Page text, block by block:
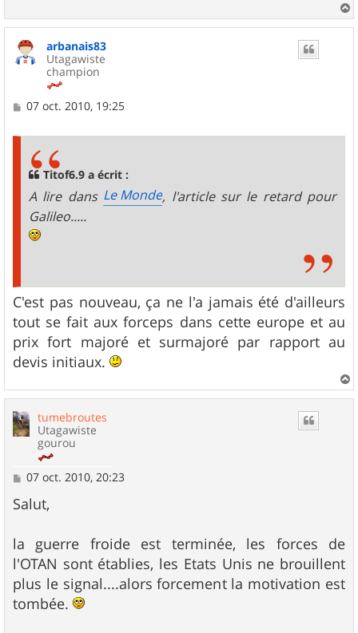
a
u
arbanais83
Utagawiste
champion
M
07 oct. 2010, 19:25
Titof6.9 a écrit :
A lire dans Le Monde, l'article sur le retard pour
Galileo.....
C'est pas nouveau, ça ne l'a jamais été d'ailleurs
tout se fait aux forceps dans cette europe et au
prix fort majoré et surmajoré par rapport au
devis initiaux.
a
tumebroutes
Utagawiste
gourou
M
s
s
g
e
07 oct. 2010, 20:23
Salut,
la guerre froide est terminée, les forces de
l'OTAN sont établies, les Etats Unis ne brouillent
plus le signal....alors forcement la motivation est
tombée.